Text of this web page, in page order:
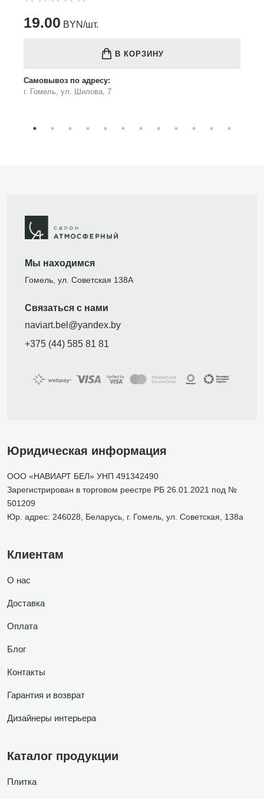
19.00 BYN/шт.
В КОРЗИНУ
Самовывоз по адресу:
г. Гомель, ул. Шилова, 7
Мы находимся
Гомель, ул. Советская 138А
Связаться с нами
naviart.bel@yandex.by
+375 (44) 585 81 81
Юридическая информация
ООО «НАВИАРТ БЕЛ» УНП 491342490
Зарегистрирован в торговом реестре РБ 26.01.2021 под №
501209
Юр. адрес: 246028, Беларусь, г. Гомель, ул. Советская, 138а
Клиентам
О нас
Доставка
Оплата
Блог
Контакты
Гарантия и возврат
Дизайнеры интерьера
Каталог продукции
Плитка